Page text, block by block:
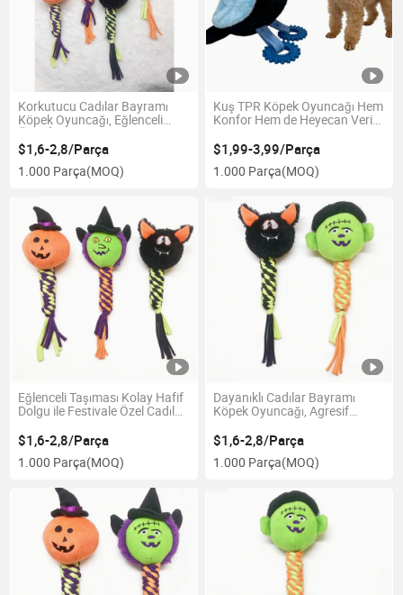
Korkutucu Cadılar Bayramı
Köpek Oyuncağı, Eğlenceli
Örgü İp ve Sesi Olan Oyuncak
$1,6-2,8/Parça
1.000 Parça(MOQ)
Kuş TPR Köpek Oyuncağı Hem
Konfor Hem de Heyecan Verici
$1,99-3,99/Parça
1.000 Parça(MOQ)
Eğlenceli Taşıması Kolay Hafif
Dolgu ile Festivale Özel Cadılar
$1,6-2,8/Parça
1.000 Parça(MOQ)
Dayanıklı Cadılar Bayramı
Köpek Oyuncağı, Agresif
Güçlendirilmiş Dikiş ile
$1,6-2,8/Parça
1.000 Parça(MOQ)